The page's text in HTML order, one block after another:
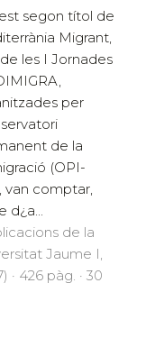
segon títol de
Migrant,
les I Jornades
per
de la
(OPI-
van comptar,
d¿a...
de la
Jaume I,
· 426 pàg. · 30